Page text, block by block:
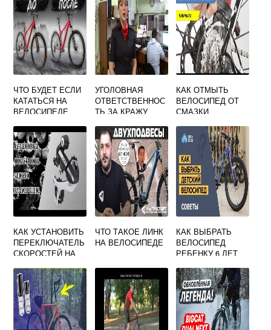
ЧТО БУДЕТ ЕСЛИ
КАТАТЬСЯ НА
ВЕЛОСИПЕДЕ
УГОЛОВНАЯ
ОТВЕТСТВЕННОС
ТЬ ЗА КРАЖУ
КАК ОТМЫТЬ
ВЕЛОСИПЕД ОТ
СМАЗКИ
КАК УСТАНОВИТЬ
ПЕРЕКЛЮЧАТЕЛЬ
СКОРОСТЕЙ НА
ЧТО ТАКОЕ ЛИНК
НА ВЕЛОСИПЕДЕ
КАК ВЫБРАТЬ
ВЕЛОСИПЕД
РЕБЕНКУ 6 ЛЕТ